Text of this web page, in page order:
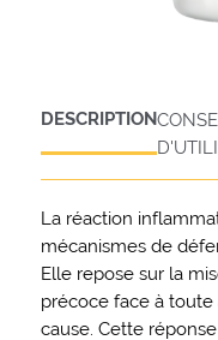
DESCRIPTION
La réaction
mécanismes de
Elle repose sur la
précoce face à toute
cause. Cette